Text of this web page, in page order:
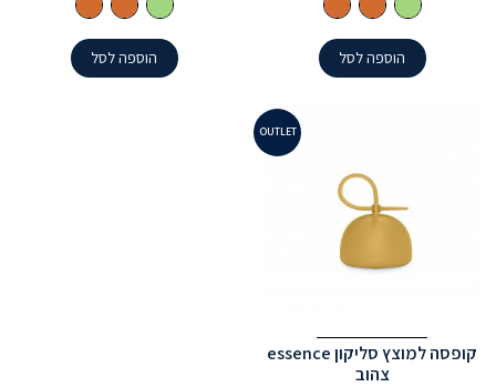
היה:
₪70.
הוא:
₪35.
הוספה לסל
היה:
₪70.
הוא:
₪35.
הוספה לסל
OUTLET
קופסה למוצץ סליקון essence
צהוב